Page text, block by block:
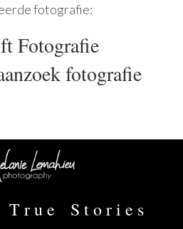
fotografie:
Fotografie
fotografie
T r u e S t o r i e s